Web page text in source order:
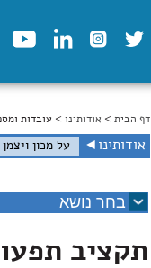
הינך נמצא כאן
דף הבית > אודותינו > עובדות
אודותינו ◄ על מכון
תקציב